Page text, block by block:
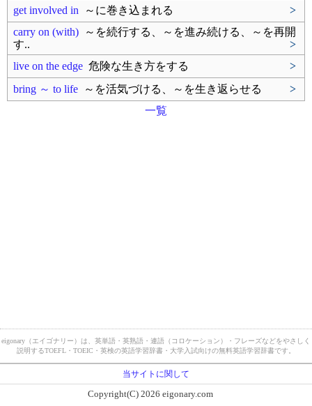
get involved in ～に巻き込まれる
>
carry on (with) ～を続行する、～を進み続ける、～を再開
す..
>
live on the edge 危険な生き方をする
>
bring ～ to life ～を活気づける、～を生き返らせる
>
一覧
eigonary（エイゴナリー）は、英単語・英熟語・連語（コロケーション）・フレーズなどをやさしく
説明するTOEFL・TOEIC・英検の英語学習辞書・大学入試向けの無料英語学習辞書です。
当サイトに関して
Copyright(C) 2026 eigonary.com